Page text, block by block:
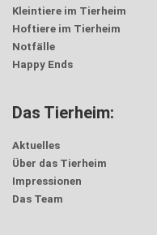
Kleintiere im Tierheim
Hoftiere im Tierheim
Notfälle
Happy Ends
Das Tierheim:
Aktuelles
Über das Tierheim
Impressionen
Das Team